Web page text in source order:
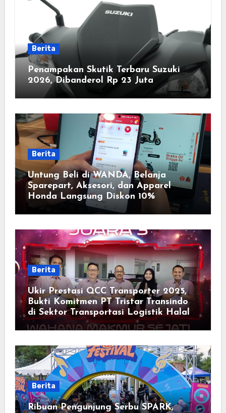
Berita
Penampakan Skutik Terbaru Suzuki
2026, Dibanderol Rp 23 Juta
Berita
Untung Beli di WANDA, Belanja
Sparepart, Aksesori, dan Apparel
Honda Langsung Diskon 10%
Berita
Ukir Prestasi QCC Transporter 2025,
Bukti Komitmen PT Tristar Transindo
di Sektor Transportasi Logistik Halal
Berita
Ribuan Pengunjung Serbu SPARK,